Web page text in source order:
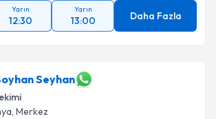
Yarın
12:30
Yarın
13:00 Daha Fazla
Seyhan
, Merkez